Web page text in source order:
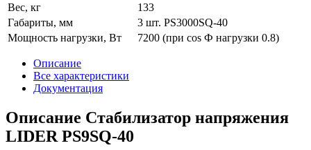
Вес, кг
133
Габариты, мм
3 шт. PS3000SQ-40
Мощность нагрузки, Вт
7200 (при cos Ф нагрузки 0.8)
Описание
Все характеристики
Документация
Описание Стабилизатор напряжения
LIDER PS9SQ-40